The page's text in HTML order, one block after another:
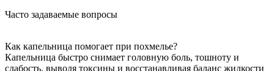
Часто задаваемые вопросы
Как капельница помогает при похмелье?
Капельница быстро снимает головную боль, тошноту и
слабость, выводя токсины и восстанавливая баланс жидкости